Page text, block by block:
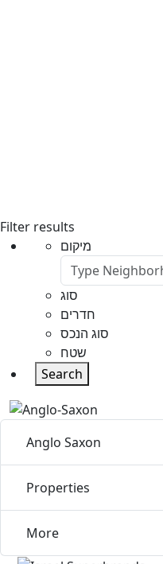
Filter results
מיקום
סוג
חדרים
סוג הנכס
שטח
Search
Anglo Saxon
Properties
More